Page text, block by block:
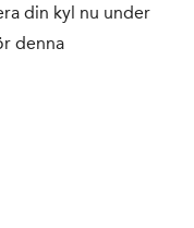
din kyl nu under
denna